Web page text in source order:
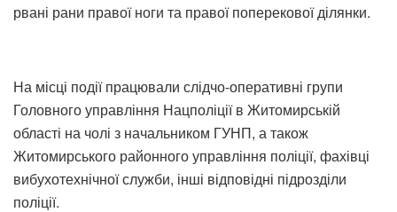
рвані рани правої ноги та правої поперекової ділянки.
На місці події працювали слідчо-оперативні групи
Головного управління Нацполіції в Житомирській
області на чолі з начальником ГУНП, а також
Житомирського районного управління поліції, фахівці
вибухотехнічної служби, інші відповідні підрозділи
поліції.